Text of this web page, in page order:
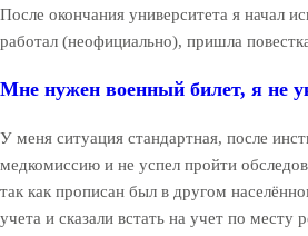
После окончания университета я начал
работал (неофициально), пришла
Мне нужен военный билет, я не
У меня ситуация стандартная, после
медкомиссию и не успел пройти
так как прописан был в другом
учета и сказали встать на учет по месту
России
Бесплатная
консультация
8 (800)